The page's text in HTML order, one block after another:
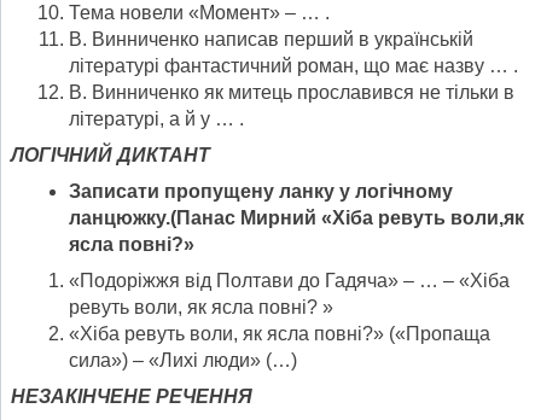
Тема новели «Момент» – … .
В. Винниченко написав перший в українській
літературі фантастичний роман, що має назву … .
В. Винниченко як митець прославився не тільки в
літературі, а й у … .
ЛОГІЧНИЙ ДИКТАНТ
Записати пропущену ланку у логічному
ланцюжку.(Панас Мирний «Хіба ревуть воли,як
ясла повні?»
«Подоріжжя від Полтави до Гадяча» – … – «Хіба
ревуть воли, як ясла повні? »
«Хіба ревуть воли, як ясла повні?» («Пропаща
сила») – «Лихі люди» (…)
НЕЗАКІНЧЕНЕ РЕЧЕННЯ